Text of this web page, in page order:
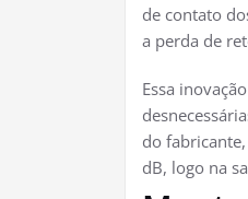
de contato
a perda de
Essa
do
dB, logo na